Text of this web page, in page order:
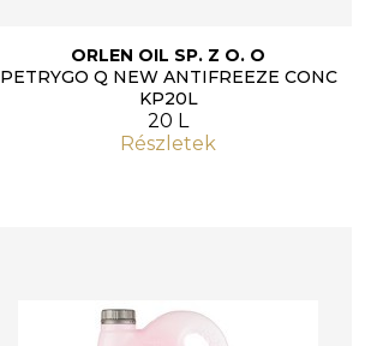
ORLEN OIL SP. Z O. O
PETRYGO Q NEW ANTIFREEZE CONC
KP20L
20 L
Részletek